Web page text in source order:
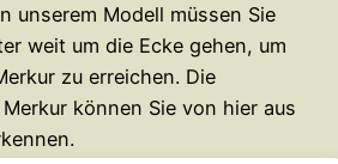
unserem Modell müssen Sie
weit um die Ecke gehen, um
zu erreichen. Die
können Sie von hier aus